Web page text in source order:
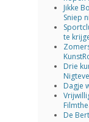
Jikke
Sniep
te
Drie
Dagje
De